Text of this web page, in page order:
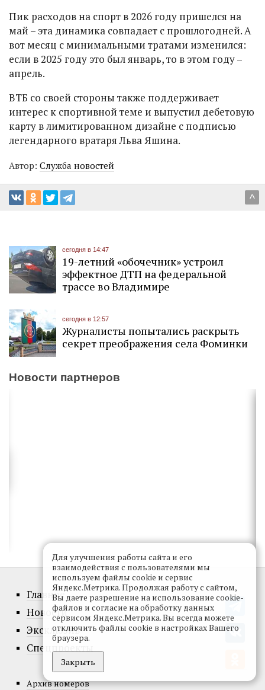
Пик расходов на спорт в 2026 году пришелся на
май – эта динамика совпадает с прошлогодней. А
вот месяц с минимальными тратами изменился:
если в 2025 году это был январь, то в этом году –
апрель.
ВТБ со своей стороны также поддерживает
интерес к спортивной теме и выпустил дебетовую
карту в лимитированном дизайне с подписью
легендарного вратаря Льва Яшина.
Автор: Служба новостей
^
сегодня в 14:47
19-летний «обочечник» устроил
эффектное ДТП на федеральной
трассе во Владимире
сегодня в 12:57
Журналисты попытались раскрыть
секрет преображения села Фоминки
Новости партнеров
Главное
Новости
Эксклюзив
Спецпроекты
Архив номеров
Для улучшения работы сайта и его
взаимодействия с пользователями мы
используем файлы cookie и сервис
Яндекс.Метрика. Продолжая работу с сайтом,
Вы даете разрешение на использование cookie-
файлов и согласие на обработку данных
сервисом Яндекс.Метрика. Вы всегда можете
отключить файлы cookie в настройках Вашего
браузера.
Закрыть